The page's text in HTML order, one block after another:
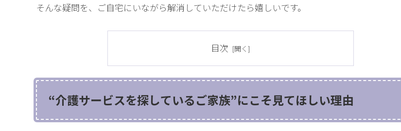
そんな疑問を、ご自宅にいながら解消していただけたら嬉しいです。
目次
“介護サービスを探しているご家族”にこそ見てほしい理由